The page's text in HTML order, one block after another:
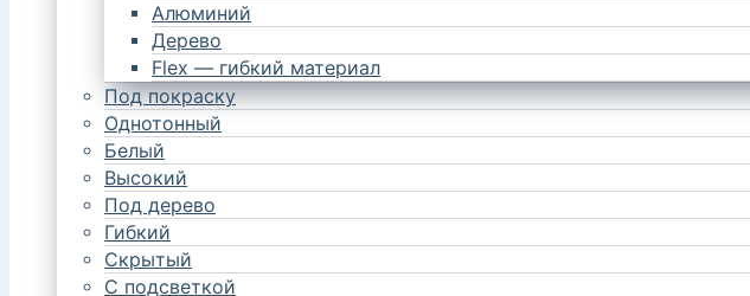
Алюминий
Дерево
Flex — гибкий материал
Под покраску
Однотонный
Белый
Высокий
Под дерево
Гибкий
Скрытый
С подсветкой